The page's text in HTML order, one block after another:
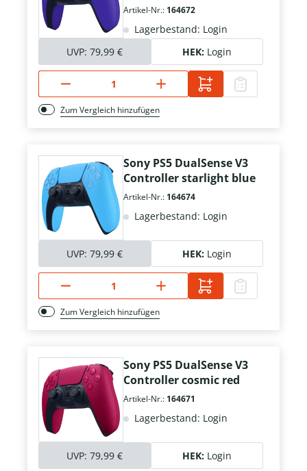
Artikel-Nr.: 164672
Lagerbestand: Login
UVP: 79,99 € HEK: Login
Zum Vergleich hinzufügen
Sony PS5 DualSense V3
Controller starlight blue
Artikel-Nr.: 164674
Lagerbestand: Login
UVP: 79,99 € HEK: Login
Zum Vergleich hinzufügen
Sony PS5 DualSense V3
Controller cosmic red
Artikel-Nr.: 164671
Lagerbestand: Login
UVP: 79,99 € HEK: Login